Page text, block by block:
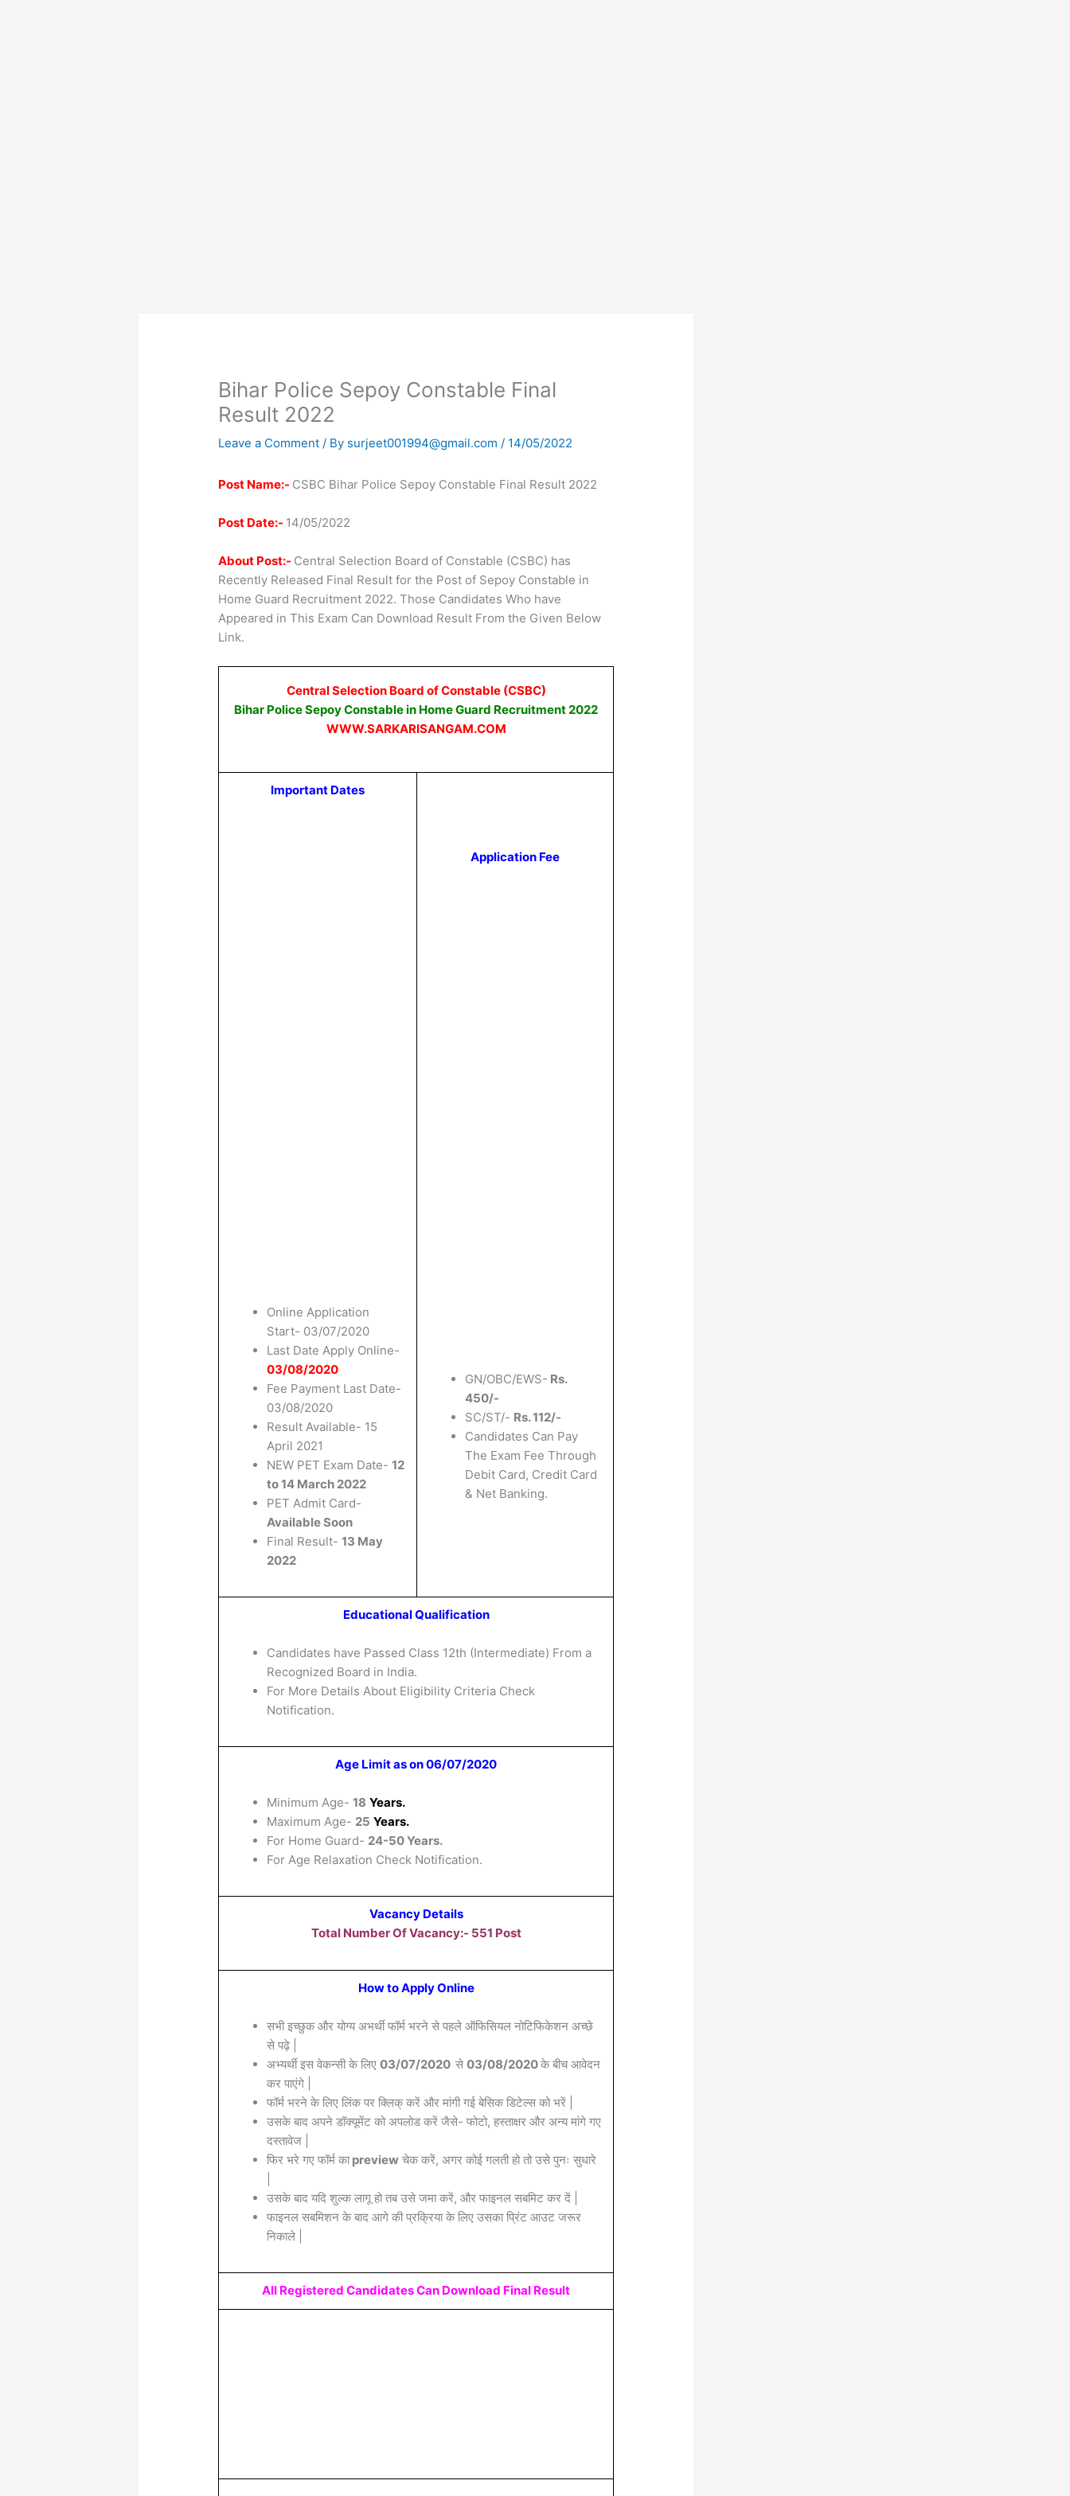
Bihar Police Sepoy Constable Final
Result 2022
Leave a Comment / By surjeet001994@gmail.com/ 14/05/2022
Post Name:- CSBC Bihar Police Sepoy Constable Final Result 2022
Post Date:- 14/05/2022
About Post:- Central Selection Board of Constable (CSBC) has
Recently Released Final Result for the Post of Sepoy Constable in
Home Guard Recruitment 2022. Those Candidates Who have
Appeared in This Exam Can Download Result From the Given Below
Link.
Central Selection Board of Constable (CSBC)
Bihar Police Sepoy Constable in Home Guard Recruitment 2022
WWW.SARKARISANGAM.COM
Important Dates
Online Application
Start- 03/07/2020
Last Date Apply Online-
03/08/2020
Fee Payment Last Date-
03/08/2020
Result Available- 15
April 2021
NEW PET Exam Date-12
to 14 March 2022
PET Admit Card-
Available Soon
Final Result-13 May
2022
Application Fee
GN/OBC/EWS- Rs.
450/-
SC/ST/- Rs. 112/-
Candidates Can Pay
The Exam Fee Through
Debit Card, Credit Card
& Net Banking.
Educational Qualification
Candidates have Passed Class 12th (Intermediate) From a
Recognized Board in India.
For More Details About Eligibility Criteria Check
Notification.
Age Limit as on 06/07/2020
Minimum Age-18 Years.
Maximum Age- 25 Years.
For Home Guard- 24-50 Years.
For Age Relaxation Check Notification.
Vacancy Details
Total Number Of Vacancy:- 551 Post
How to Apply Online
सभी इच्छुक और योग्य अभर्थी फॉर्म भरने से पहले ऑफिसियल नोटिफिकेशन अच्छे
से पढ़े |
अभ्यर्थी इस वेकन्सी के लिए03/07/2020से03/08/2020के बीच आवेदन
कर पाएंगे |
फॉर्म भरने के लिए लिंक पर क्लिक् करें और मांगी गई बेसिक डिटेल्स को भरें |
उसके बाद अपने डॉक्यूमेंट को अपलोड करें जैसे- फोटो, हस्ताक्षर और अन्य मांगे गए
दस्तावेज |
फिर भरे गए फॉर्म काpreview चेक करें, अगर कोई गलती हो तो उसे पुनः सुधारे
उसके बाद यदि शुल्क लागू हो तब उसे जमा करें, और फाइनल सबमिट कर दें |
फाइनल सबमिशन के बाद आगे की प्रक्रिया के लिए उसका प्रिंट आउट जरूर
निकाले |
All Registered Candidates Can Download Final Result